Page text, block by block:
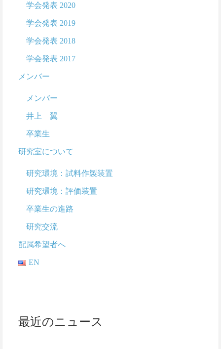
学会発表 2020
学会発表 2019
学会発表 2018
学会発表 2017
メンバー
メンバー
井上 翼
卒業生
研究室について
研究環境：試料作製装置
研究環境：評価装置
卒業生の進路
研究交流
配属希望者へ
EN
最近のニュース